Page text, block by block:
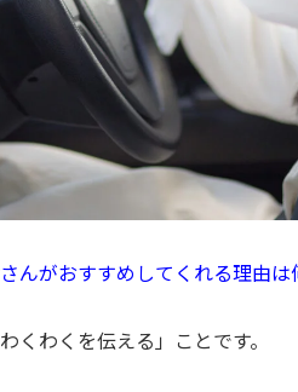
がおすすめしてくれる理由は
わくを伝える」ことです。